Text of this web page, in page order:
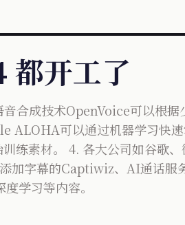
开工了
合成技术OpenVoice可以根
ALOHA可以通过机器学习快
练素材。 4. 各大公司如谷歌
加字幕的Captiwiz、AI通话
学习等内容。